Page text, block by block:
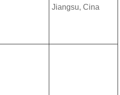
Jiangsu, Cina